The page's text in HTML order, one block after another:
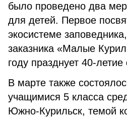
было проведено два
для детей. Первое
экосистеме
заказника «Малые
году празднует 40-
В марте также
учащимися 5 класса
Южно-Курильск, темой